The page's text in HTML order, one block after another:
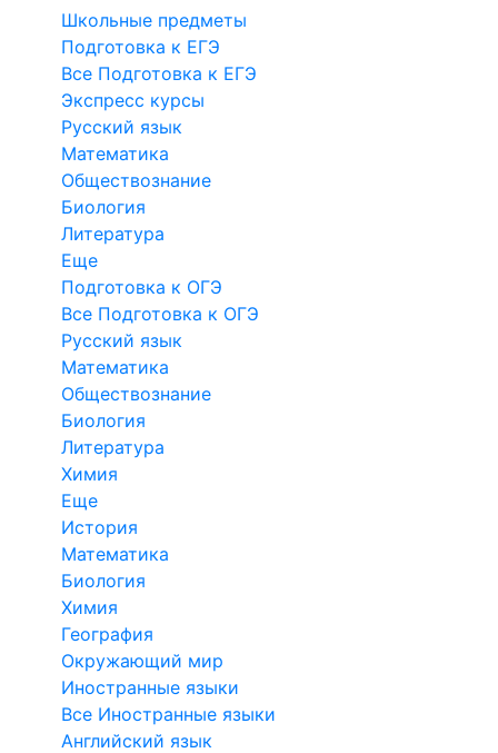
Школьные предметы
Подготовка к ЕГЭ
Все Подготовка к ЕГЭ
Экспресс курсы
Русский язык
Математика
Обществознание
Биология
Литература
Еще
Подготовка к ОГЭ
Все Подготовка к ОГЭ
Русский язык
Математика
Обществознание
Биология
Литература
Химия
Еще
История
Математика
Биология
Химия
География
Окружающий мир
Иностранные языки
Все Иностранные языки
Английский язык